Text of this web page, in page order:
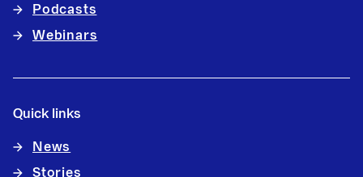
Podcasts
Webinars
Quick links
News
Stories